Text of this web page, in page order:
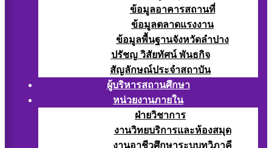
ข้อมูลอาคารสถานที่
ข้อมูลตลาดแรงงาน
ข้อมูลพื้นฐานจังหวัดลำปาง
ปรัชญ วิสัยทัศน์ พันธกิจ
สัญลักษณ์ประจำสถาบัน
ผู้บริหารสถานศึกษา
หน่วยงานภายใน
ฝ่ายวิชาการ
งานวิทยบริการและห้องสมุด
งานอาชีวศึกษาระบบทวิภาคี